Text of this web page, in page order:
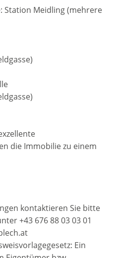
Station Meidling (mehrere
die Immobilie zu einem
kontaktieren Sie bitte
+43 676 88 03 03 01
Ein